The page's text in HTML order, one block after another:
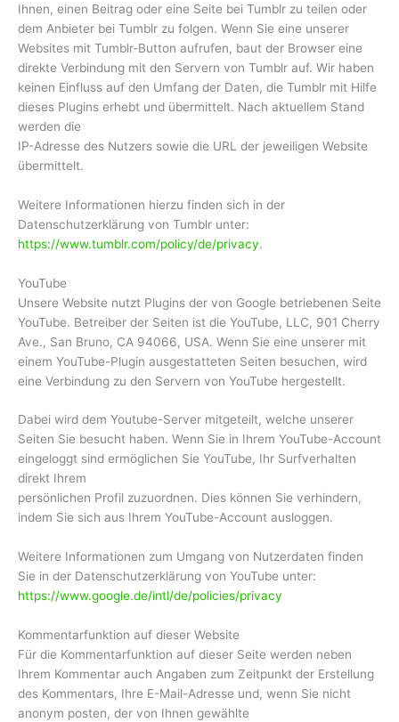
Ihnen, einen Beitrag oder eine Seite bei Tumblr zu teilen oder
dem Anbieter bei Tumblr zu folgen. Wenn Sie eine unserer
Websites mit Tumblr-Button aufrufen, baut der Browser eine
direkte Verbindung mit den Servern von Tumblr auf. Wir haben
keinen Einfluss auf den Umfang der Daten, die Tumblr mit Hilfe
dieses Plugins erhebt und übermittelt. Nach aktuellem Stand
werden die
IP-Adresse des Nutzers sowie die URL der jeweiligen Website
übermittelt.
Weitere Informationen hierzu finden sich in der
Datenschutzerklärung von Tumblr unter:
https://www.tumblr.com/policy/de/privacy.
YouTube
Unsere Website nutzt Plugins der von Google betriebenen Seite
YouTube. Betreiber der Seiten ist die YouTube, LLC, 901 Cherry
Ave., San Bruno, CA 94066, USA. Wenn Sie eine unserer mit
einem YouTube-Plugin ausgestatteten Seiten besuchen, wird
eine Verbindung zu den Servern von YouTube hergestellt.
Dabei wird dem Youtube-Server mitgeteilt, welche unserer
Seiten Sie besucht haben. Wenn Sie in Ihrem YouTube-Account
eingeloggt sind ermöglichen Sie YouTube, Ihr Surfverhalten
direkt Ihrem
persönlichen Profil zuzuordnen. Dies können Sie verhindern,
indem Sie sich aus Ihrem YouTube-Account ausloggen.
Weitere Informationen zum Umgang von Nutzerdaten finden
Sie in der Datenschutzerklärung von YouTube unter:
https://www.google.de/intl/de/policies/privacy
Kommentarfunktion auf dieser Website
Für die Kommentarfunktion auf dieser Seite werden neben
Ihrem Kommentar auch Angaben zum Zeitpunkt der Erstellung
des Kommentars, Ihre E-Mail-Adresse und, wenn Sie nicht
anonym posten, der von Ihnen gewählte